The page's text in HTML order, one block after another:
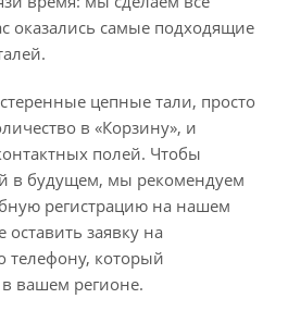
оказались самые подходящие
цепные тали, просто
в «Корзину», и
полей. Чтобы
в будущем, мы рекомендуем
регистрацию на нашем
заявку на
телефону, который
в вашем регионе.